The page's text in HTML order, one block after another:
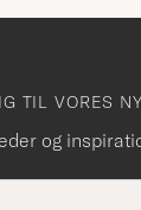
TIL VORES
og